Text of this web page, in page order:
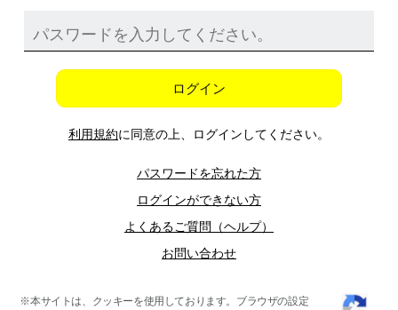
ログイン
利用規約に同意の上、ログインしてください。
パスワードを忘れた方
ログインができない方
よくあるご質問（ヘルプ）
お問い合わせ
※本サイトは、クッキーを使用しております。ブラウザの設定